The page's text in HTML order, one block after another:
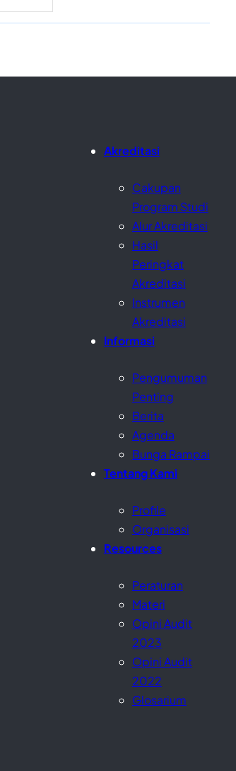
Akreditasi
Cakupan
Program Studi
Alur Akreditasi
Hasil
Peringkat
Akreditasi
Instrumen
Akreditasi
Informasi
Pengumuman
Penting
Berita
Agenda
Bunga Rampai
Tentang Kami
Profile
Organisasi
Resources
Peraturan
Materi
Opini Audit
2023
Opini Audit
2022
Glosarium